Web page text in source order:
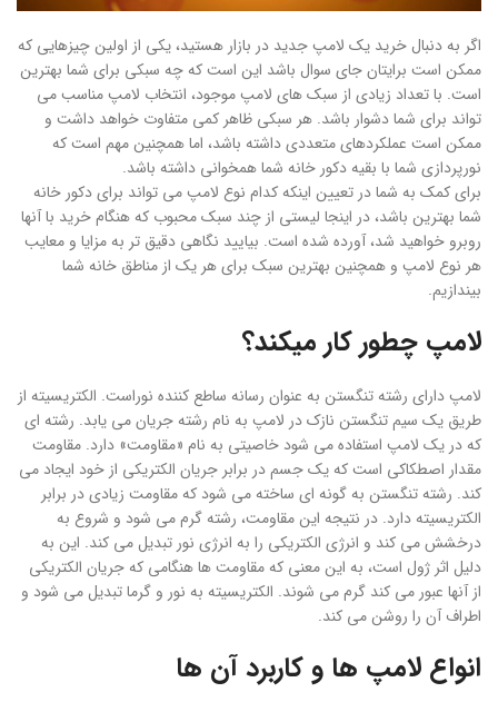
اگر به دنبال خرید یک لامپ جدید در بازار هستید، یکی از اولین چیزهایی که
ممکن است برایتان جای سوال باشد این است که چه سبکی برای شما بهترین
است. با تعداد زیادی از سبک های لامپ موجود، انتخاب لامپ مناسب می
تواند برای شما دشوار باشد. هر سبکی ظاهر کمی متفاوت خواهد داشت و
ممکن است عملکردهای متعددی داشته باشد، اما همچنین مهم است که
نورپردازی شما با بقیه دکور خانه شما همخوانی داشته باشد.
برای کمک به شما در تعیین اینکه کدام نوع لامپ می تواند برای دکور خانه
شما بهترین باشد، در اینجا لیستی از چند سبک محبوب که هنگام خرید با آنها
روبرو خواهید شد، آورده شده است. بیایید نگاهی دقیق تر به مزایا و معایب
هر نوع لامپ و همچنین بهترین سبک برای هر یک از مناطق خانه شما
بیندازیم.
لامپ چطور کار میکند؟
لامپ دارای رشته تنگستن به عنوان رسانه ساطع کننده نوراست. الکتریسیته از
طریق یک سیم تنگستن نازک در لامپ به نام رشته جریان می یابد. رشته ای
که در یک لامپ استفاده می شود خاصیتی به نام «مقاومت» دارد. مقاومت
مقدار اصطکاکی است که یک جسم در برابر جریان الکتریکی از خود ایجاد می
کند. رشته تنگستن به گونه ای ساخته می شود که مقاومت زیادی در برابر
الکتریسیته دارد. در نتیجه این مقاومت، رشته گرم می شود و شروع به
درخشش می کند و انرژی الکتریکی را به انرژی نور تبدیل می کند. این به
دلیل اثر ژول است، به این معنی که مقاومت ها هنگامی که جریان الکتریکی
از آنها عبور می کند گرم می شوند. الکتریسیته به نور و گرما تبدیل می شود و
اطراف آن را روشن می کند.
انواع لامپ ها و کاربرد آن ها